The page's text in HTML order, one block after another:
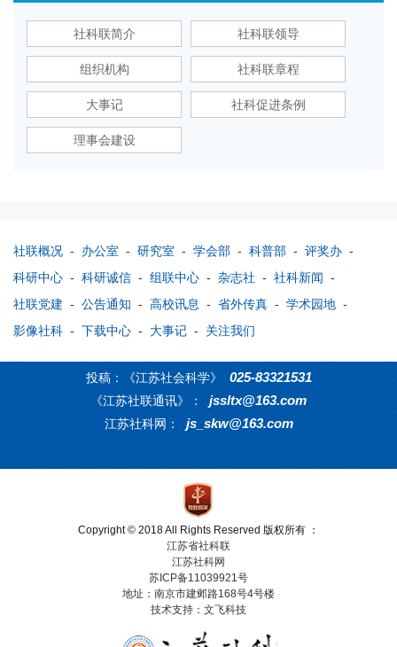
社科联简介 社科联领导
组织机构 社科联章程
大事记 社科促进条例
理事会建设
社联概况 - 办公室 - 研究室 - 学会部 - 科普部 - 评奖办 -
科研中心 - 科研诚信 - 组联中心 - 杂志社 - 社科新闻 -
社联党建 - 公告通知 - 高校讯息 - 省外传真 - 学术园地 -
影像社科 - 下载中心 - 大事记 - 关注我们
投稿：《江苏社会科学》 025-83321531
《江苏社联通讯》： jssltx@163.com
江苏社科网： js_skw@163.com
Copyright © 2018 All Rights Reserved 版权所有 ：
江苏省社科联
江苏社科网
苏ICP备11039921号
地址：南京市建邺路168号4号楼
技术支持：文飞科技